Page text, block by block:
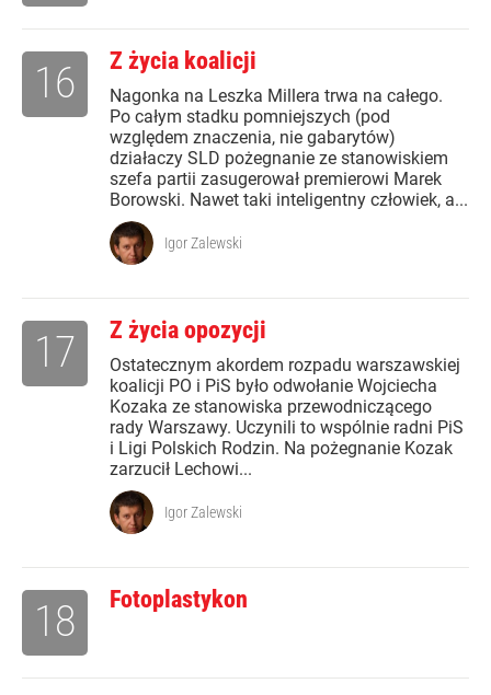
Z życia koalicji
Nagonka na Leszka Millera trwa na całego.
Po całym stadku pomniejszych (pod
względem znaczenia, nie gabarytów)
działaczy SLD pożegnanie ze stanowiskiem
szefa partii zasugerował premierowi Marek
Borowski. Nawet taki inteligentny człowiek, a...
16
Igor Zalewski
Z życia opozycji
Ostatecznym akordem rozpadu warszawskiej
koalicji PO i PiS było odwołanie Wojciecha
Kozaka ze stanowiska przewodniczącego
rady Warszawy. Uczynili to wspólnie radni PiS
i Ligi Polskich Rodzin. Na pożegnanie Kozak
zarzucił Lechowi...
17
Igor Zalewski
Fotoplastykon
18